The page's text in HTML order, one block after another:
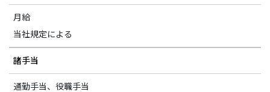
月給
当社規定による
諸手当
通勤手当、役職手当
一般採用 アグリ事業部
社内制度・福利厚生